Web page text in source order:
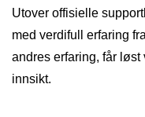
Utover offisielle
med verdifull erfaring
andres erfaring, får
innsikt.